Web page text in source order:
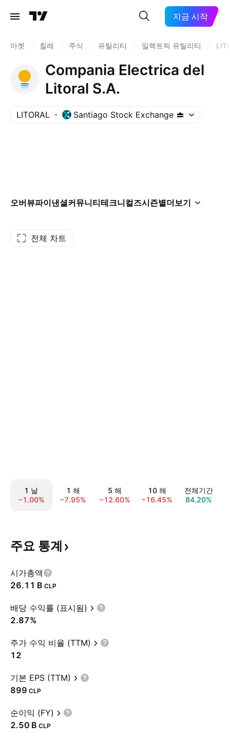
지금 시작
마켓 칠레 주식 유틸리티 일렉트릭 유틸리티
Compania Electrica del
Litoral S.A.
LITORAL Santiago Stock Exchange
오버뷰파이낸셜커뮤니티테크니컬즈시즌별더보기
전체 차트
1 날
−1.00%
1 해
−7.95%
5 해
−12.60%
10 해
−16.45%
전체기간
84.20%
주요 통계
시가총액
‪26.11 B‬ CLP
배당 수익률 (표시됨)
2.87%
주가 수익 비율 (TTM)
12
기본 EPS (TTM)
899 CLP
순이익 (FY)
‪2.50 B‬ CLP